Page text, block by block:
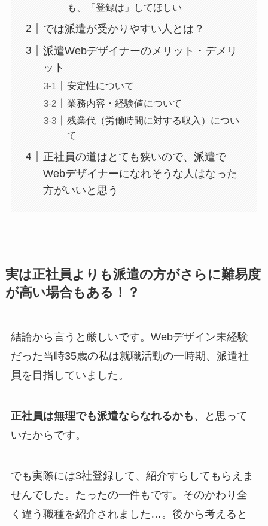
も、「登録は」してほしい
では派遣が受かりやすい人とは？
派遣Webデザイナーのメリット・デメリ
ット
安定性について
業務内容・経験値について
残業代（労働時間に対する収入）につい
て
正社員の道はとても狭いので、派遣で
Webデザイナーになれそうな人はなった
方がいいと思う
実は正社員よりも派遣の方がさらに難易度
が高い場合もある！？
結論から言うと厳しいです。Webデザイン未経験
だった当時35歳の私は就職活動の一時期、派遣社
員を目指していました。
正社員は無理でも派遣ならなれるかも 、と思って
いたからです。
でも実際には3社登録して、紹介すらしてもらえま
せんでした。たったの一件もです。そのかわり全
く違う職種を紹介されました…。後から考えると